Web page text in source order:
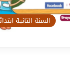
السنة الثانية